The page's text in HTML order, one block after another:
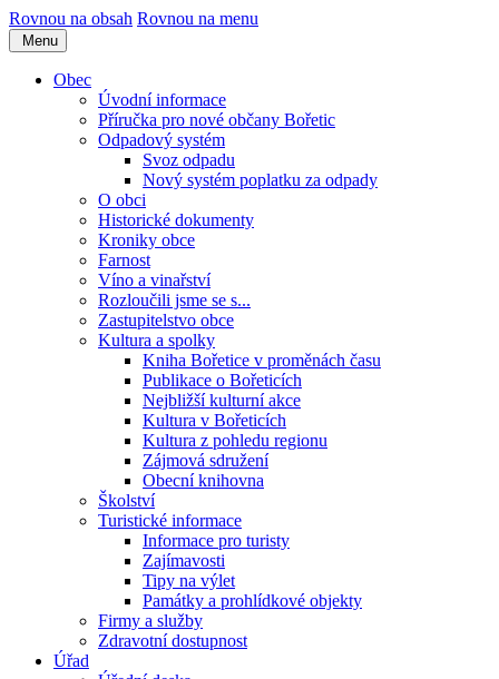
Rovnou na obsah Rovnou na menu
Menu
Obec
Úvodní informace
Příručka pro nové občany Bořetic
Odpadový systém
Svoz odpadu
Nový systém poplatku za odpady
O obci
Historické dokumenty
Kroniky obce
Farnost
Víno a vinařství
Rozloučili jsme se s...
Zastupitelstvo obce
Kultura a spolky
Kniha Bořetice v proměnách času
Publikace o Bořeticích
Nejbližší kulturní akce
Kultura v Bořeticích
Kultura z pohledu regionu
Zájmová sdružení
Obecní knihovna
Školství
Turistické informace
Informace pro turisty
Zajímavosti
Tipy na výlet
Památky a prohlídkové objekty
Firmy a služby
Zdravotní dostupnost
Úřad